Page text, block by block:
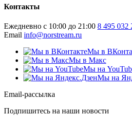
Контакты
Ежедневно с 10:00 до 21:00 8 495 032
Email info@norstream.ru
Мы в
Мы в Макс
Мы на
Мы на
Email-рассылка
Подпишитесь на наши новости